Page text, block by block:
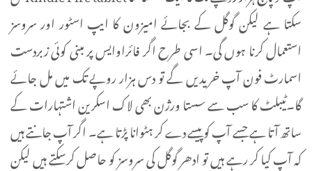
سکتا ہے لیکن گوگل کے بجائے امیزون کا ایپ اسٹور اور سروسز
استعمال کرنا ہوں گی۔ اسی طرح اگر فائراوایس پر مبنی کوئی زبردست
اسمارٹ فون آپ خریدیں گے تو دس ہزار روپے تک میں مل جائے
گا۔ٹیبلٹ کا سب سے سستا ورژن بھی لاک اسکرین اشتہارات کے
ساتھ آتا ہے جسے آپ کو پیسے دے کر ہٹوانا پڑتا ہے۔ اگر آپ جانتے ہیں
کہ آپ کیا کر رہے ہیں تو ادھر گوگل کی سروسز کو حاصل کرسکتے ہیں لیکن